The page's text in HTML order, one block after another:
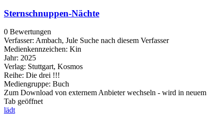
Sternschnuppen-Nächte
0 Bewertungen
Verfasser: Ambach, Jule Suche nach diesem Verfasser
Medienkennzeichen: Kin
Jahr: 2025
Verlag: Stuttgart, Kosmos
Reihe: Die drei !!!
Mediengruppe: Buch
Zum Download von externem Anbieter wechseln - wird in neuem
Tab geöffnet
lädt